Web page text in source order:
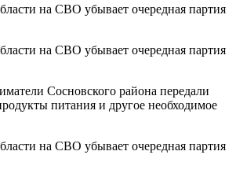
Сосновского района передали
питания и другое необходимое